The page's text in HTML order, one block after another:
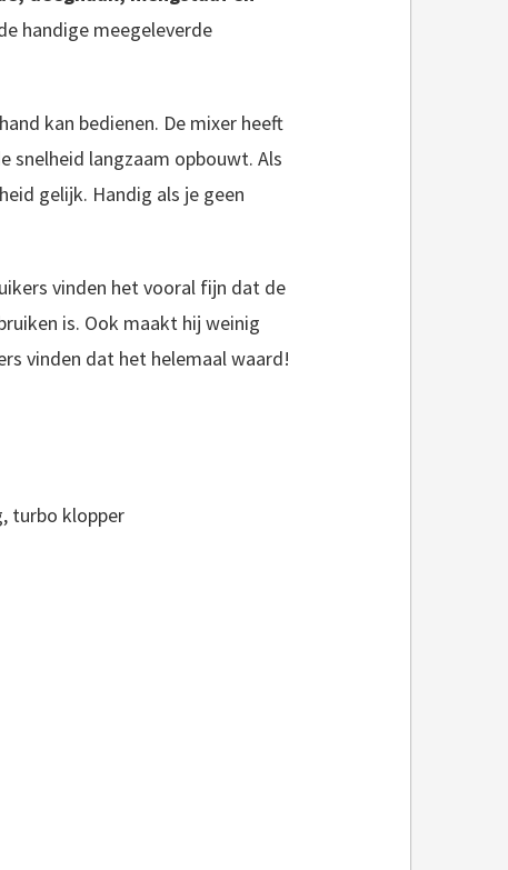
handige meegeleverde
kan bedienen. De mixer heeft
langzaam opbouwt. Als
gelijk. Handig als je geen
vinden het vooral fijn dat de
is. Ook maakt hij weinig
vinden dat het helemaal waard!
turbo klopper